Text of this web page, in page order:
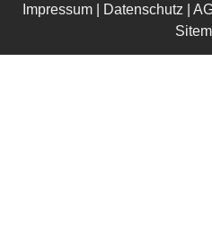
Impressum Datenschutz